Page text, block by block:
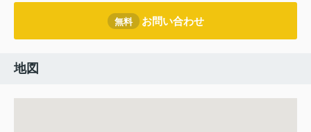
無料 お問い合わせ
地図